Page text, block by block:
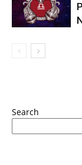
Search